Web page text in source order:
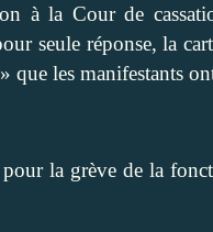
à la Cour de
seule réponse, la
que les manifestants
la grève de la